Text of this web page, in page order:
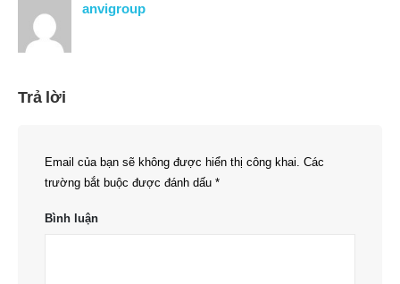
anvigroup
Trả lời
Email của bạn sẽ không được hiển thị công khai. Các
trường bắt buộc được đánh dấu *
Bình luận